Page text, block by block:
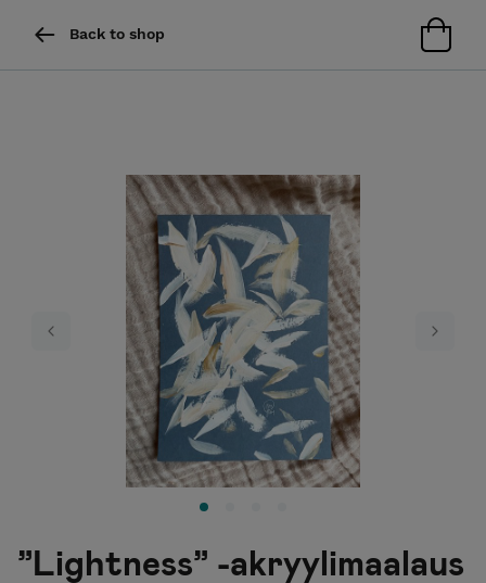
Back to shop
Previous Next
”Lightness” -akryylimaalaus